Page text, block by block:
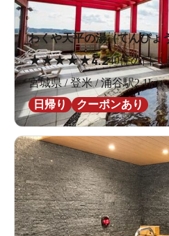
わくや天平の湯（てんぴょ
★★★★★4.240件の口コ
宮城県 / 登米 / 涌谷駅2.1km
日帰り
クーポンあり